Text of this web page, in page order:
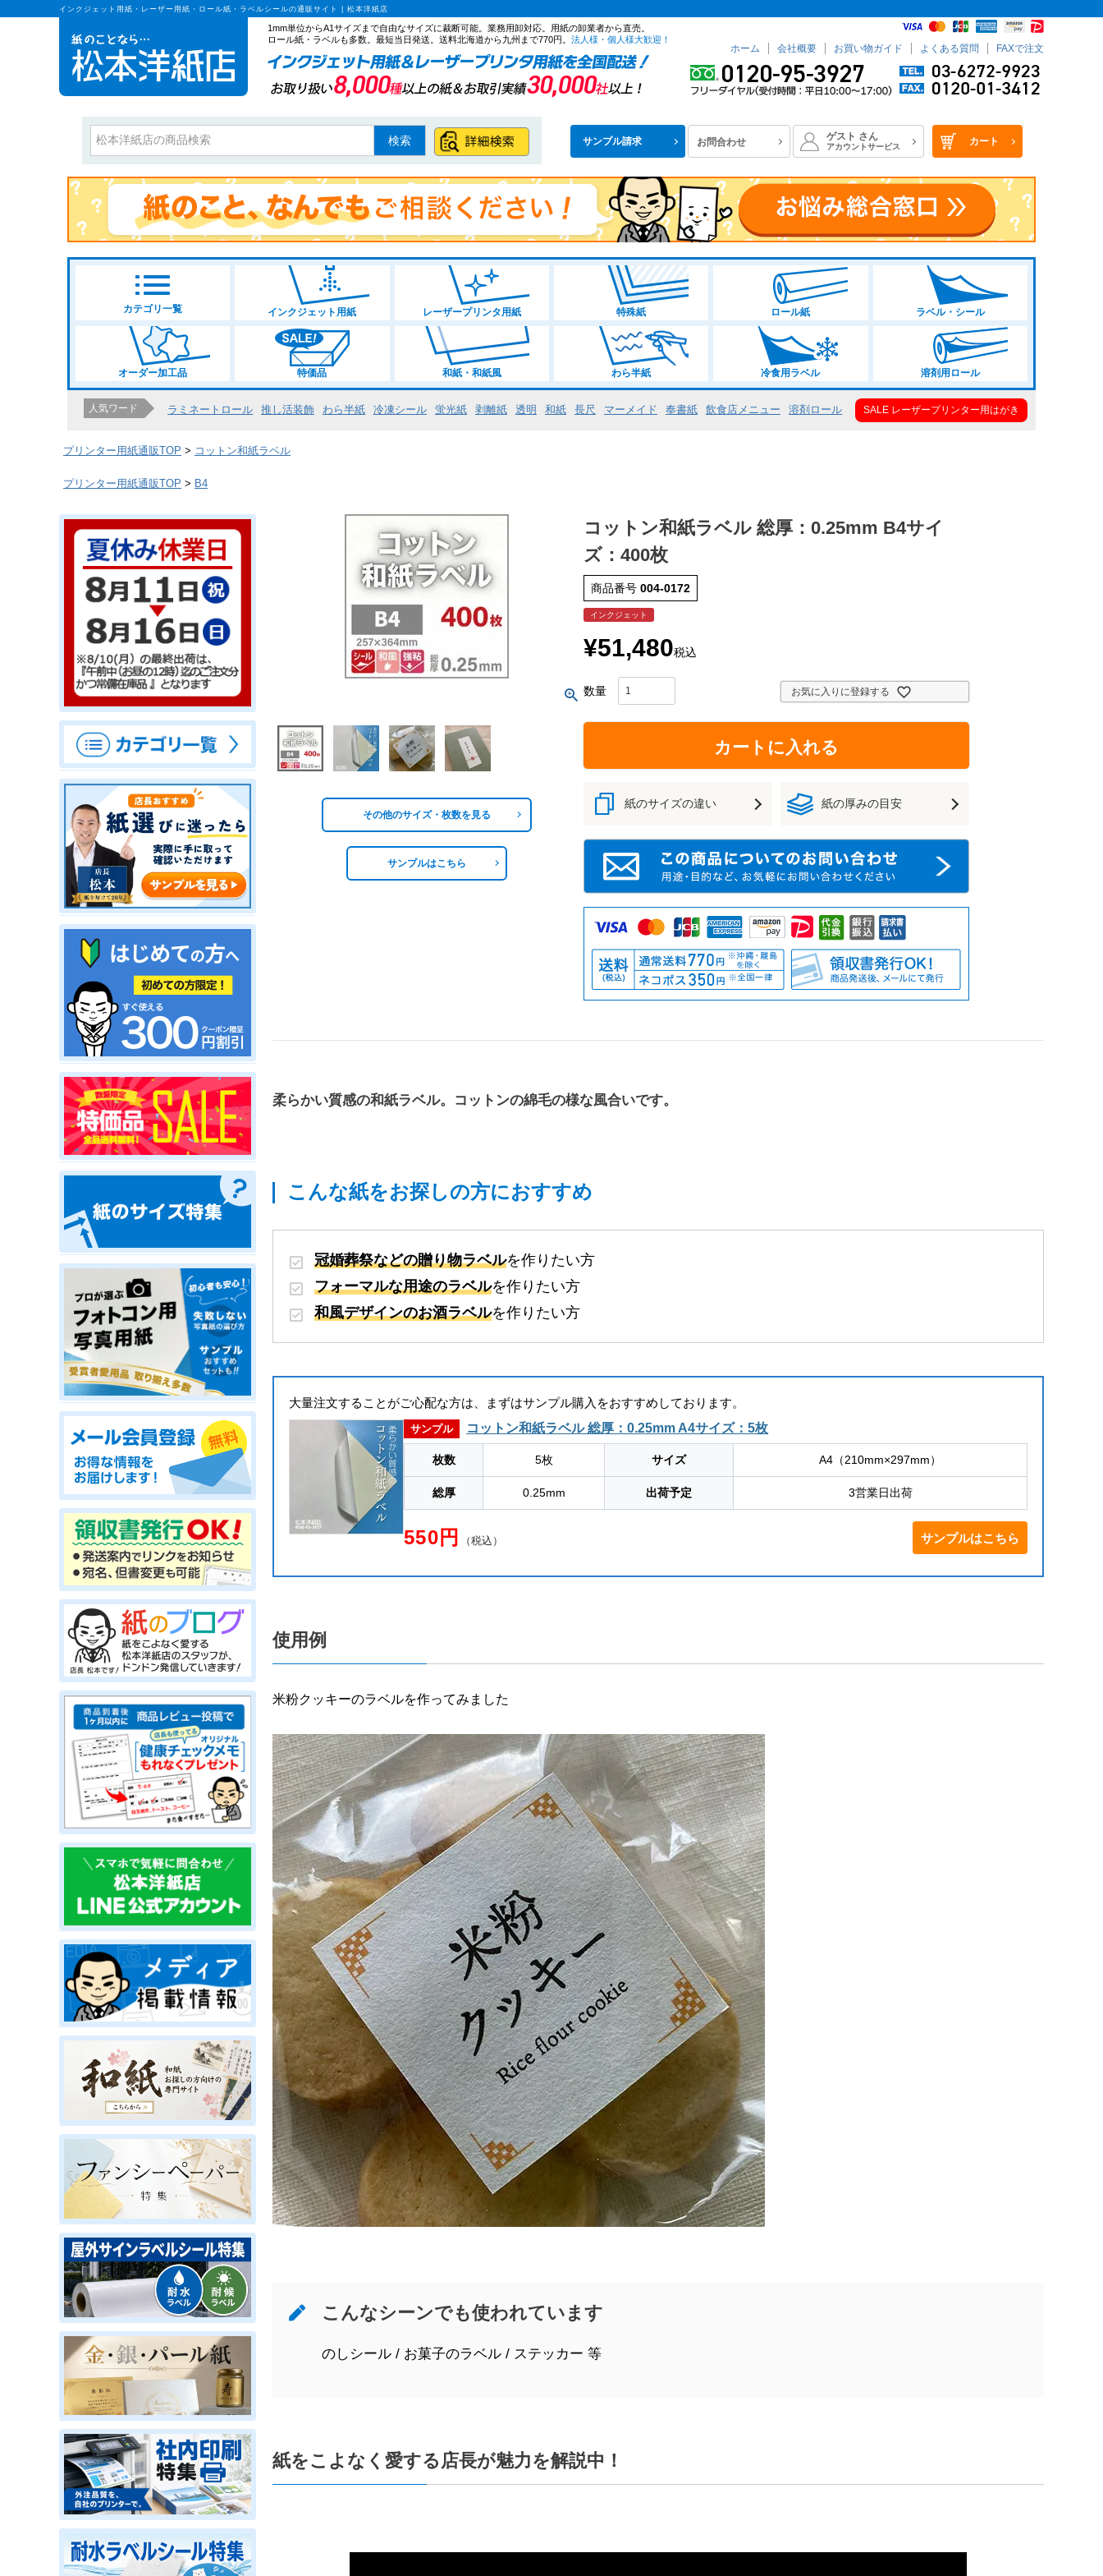
インクジェット用紙・レーザー用紙・ロール紙・ラベルシールの通販サイト | 松本洋紙店
1mm単位からA1サイズまで自由なサイズに裁断可能。業務用卸対応。用紙の卸業者から直売。
ロール紙・ラベルも多数。最短当日発送。送料北海道から九州まで770円。 法人様・個人様大歓迎！
ホーム 会社概要 お買い物ガイド よくある質問 FAXで注文
サンプル請求 お問合わせ ゲスト さん
アカウントサービス カート
検索
カテゴリ一覧 インクジェット用紙 レーザープリンタ用紙 特殊紙 ロール紙 ラベル・シール
オーダー加工品 特価品 和紙・和紙風 わら半紙 冷食用ラベル 溶剤用ロール
人気ワード ラミネートロール 推し活装飾 わら半紙 冷凍シール 蛍光紙 剥離紙 透明 和紙 長尺 マーメイド 奉書紙 飲食店メニュー 溶剤ロール SALE レーザープリンター用はがき
プリンター用紙通販TOP コットン和紙ラベル
プリンター用紙通販TOP B4
その他のサイズ・枚数を見る
サンプルはこちら
コットン和紙ラベル 総厚：0.25mm B4サイ
ズ：400枚
商品番号 004-0172
インクジェット
¥51,480税込
お気に入りに登録する
カートに入れる
紙のサイズの違い 紙の厚みの目安
柔らかい質感の和紙ラベル。コットンの綿毛の様な風合いです。
こんな紙をお探しの方におすすめ
冠婚葬祭などの贈り物ラベルを作りたい方
フォーマルな用途のラベルを作りたい方
和風デザインのお酒ラベルを作りたい方
大量注文することがご心配な方は、まずはサンプル購入をおすすめしております。
サンプル コットン和紙ラベル 総厚：0.25mm A4サイズ：5枚
枚数 5枚 サイズ A4（210mm×297mm）
総厚 0.25mm 出荷予定 3営業日出荷
550円 （税込） サンプルはこちら
使用例
米粉クッキーのラベルを作ってみました
こんなシーンでも使われています
のしシール / お菓子のラベル / ステッカー 等
紙をこよなく愛する店長が魅力を解説中！